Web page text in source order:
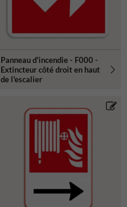
Panneau d'incendie - F000 -
Extincteur côté droit en haut
de l'escalier